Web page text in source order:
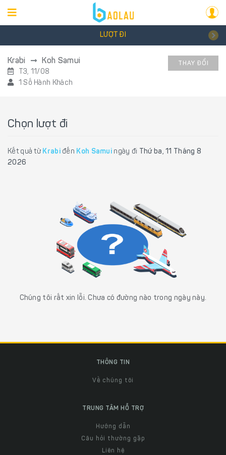
LƯỢT ĐI
Krabi Koh Samui
T3, 11/08
1 Số Hành Khách
THAY ĐỔI
Chọn lượt đi
Kết quả từ Krabiđến Koh Samui ngày đi Thứ ba, 11 Tháng 8
2026
Chúng tôi rất xin lỗi. Chưa có đường nào trong ngày này.
THÔNG TIN
Về chúng tôi
TRUNG TÂM HỖ TRỢ
Hướng dẫn
Câu hỏi thường gặp
Liên hệ